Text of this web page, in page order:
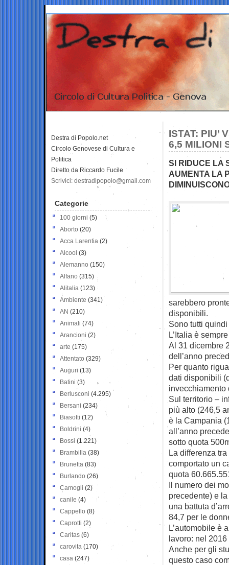
ISTAT: PIU’
6,5 MILIONI
SI RIDUCE LA
AUMENTA LA
sarebbero
disponibili.
Sono tutti quindi
L’Italia è
Al 31 dicembre
dell’anno
Per quanto
dati disponibili
invecchiamento
Sul territorio –
più alto (246,5
è la Campania
all’anno
sotto quota
La differenza
comportato un
quota
Il numero dei
precedente) e
una battuta
84,7 per le
L’automobile è
lavoro: nel
Anche per gli
questo caso
Destra di Popolo.net
Circolo Genovese di Cultura e
Politica
Diretto da Riccardo Fucile
Scrivici: destradipopolo@gmail.com
Categorie
100 giorni (5)
Aborto (20)
Acca Larentia (2)
Alcool (3)
Alemanno (150)
Alfano (315)
Alitalia (123)
Ambiente (341)
AN (210)
Animali (74)
Arancioni (2)
arte (175)
Attentato (329)
Auguri (13)
Batini (3)
Berlusconi (4.295)
Bersani (234)
Biasotti (12)
Boldrini (4)
Bossi (1.221)
Brambilla (38)
Brunetta (83)
Burlando (26)
Camogli (2)
canile (4)
Cappello (8)
Caprotti (2)
Caritas (6)
carovita (170)
casa (247)